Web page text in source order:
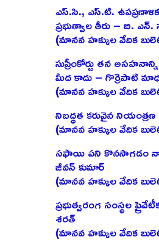
ఎస్‌.సి., ఎస్‌.టి.
ప్రభుత్వాల తీరు – బి. ఎన్‌.
(మానవ హక్కుల వేదిక
సుప్రీంకోర్టు తన
మీద కాదు – గొర్రెపాటి
(మానవ హక్కుల వేదిక
నిబద్ధత కరువైన
(మానవ హక్కుల వేదిక
సఫాయి పని కొనసాగడం
జీవన్‌ కుమార్‌
(మానవ హక్కుల వేదిక
ప్రభుత్వరంగ సంస్థల
శరత్‌
(మానవ హక్కుల వేదిక